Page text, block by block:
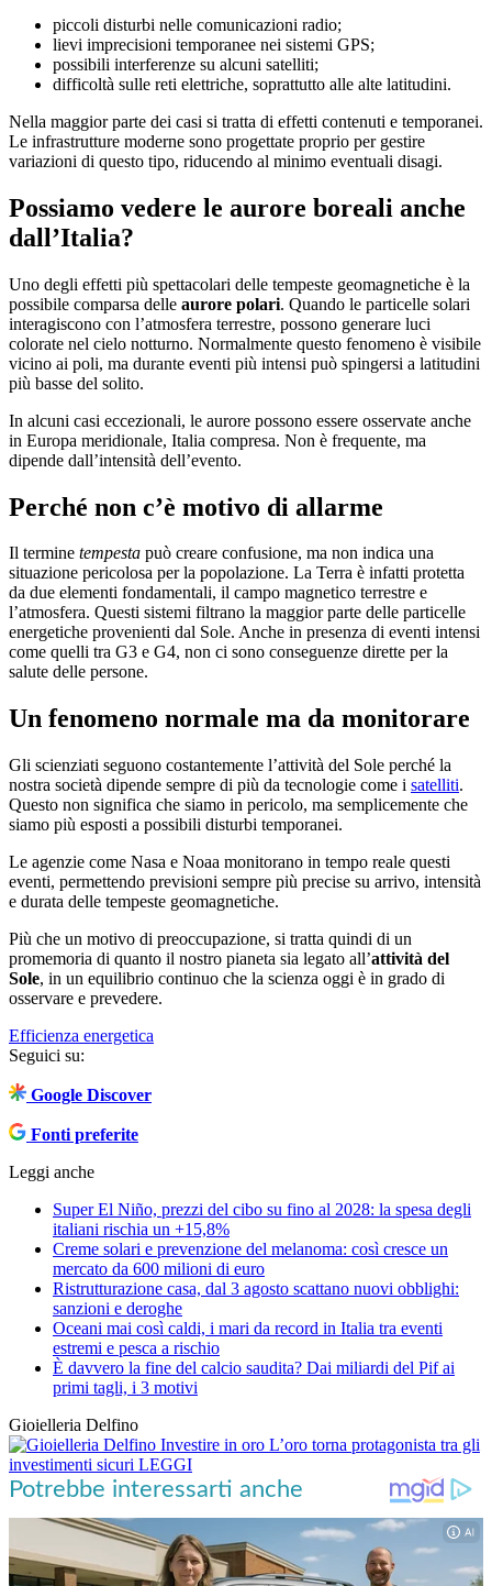
piccoli disturbi nelle comunicazioni radio;
lievi imprecisioni temporanee nei sistemi GPS;
possibili interferenze su alcuni satelliti;
difficoltà sulle reti elettriche, soprattutto alle alte latitudini.
Nella maggior parte dei casi si tratta di effetti contenuti e temporanei.
Le infrastrutture moderne sono progettate proprio per gestire
variazioni di questo tipo, riducendo al minimo eventuali disagi.
Possiamo vedere le aurore boreali anche
dall’Italia?
Uno degli effetti più spettacolari delle tempeste geomagnetiche è la
possibile comparsa delle aurore polari. Quando le particelle solari
interagiscono con l’atmosfera terrestre, possono generare luci
colorate nel cielo notturno. Normalmente questo fenomeno è visibile
vicino ai poli, ma durante eventi più intensi può spingersi a latitudini
più basse del solito.
In alcuni casi eccezionali, le aurore possono essere osservate anche
in Europa meridionale, Italia compresa. Non è frequente, ma
dipende dall’intensità dell’evento.
Perché non c’è motivo di allarme
Il termine tempesta può creare confusione, ma non indica una
situazione pericolosa per la popolazione. La Terra è infatti protetta
da due elementi fondamentali, il campo magnetico terrestre e
l’atmosfera. Questi sistemi filtrano la maggior parte delle particelle
energetiche provenienti dal Sole. Anche in presenza di eventi intensi
come quelli tra G3 e G4, non ci sono conseguenze dirette per la
salute delle persone.
Un fenomeno normale ma da monitorare
Gli scienziati seguono costantemente l’attività del Sole perché la
nostra società dipende sempre di più da tecnologie come i satelliti.
Questo non significa che siamo in pericolo, ma semplicemente che
siamo più esposti a possibili disturbi temporanei.
Le agenzie come Nasa e Noaa monitorano in tempo reale questi
eventi, permettendo previsioni sempre più precise su arrivo, intensità
e durata delle tempeste geomagnetiche.
Più che un motivo di preoccupazione, si tratta quindi di un
promemoria di quanto il nostro pianeta sia legato all’attività del
Sole, in un equilibrio continuo che la scienza oggi è in grado di
osservare e prevedere.
Efficienza energetica
Seguici su:
Google Discover
Fonti preferite
Leggi anche
Super El Niño, prezzi del cibo su fino al 2028: la spesa degli
italiani rischia un +15,8%
Creme solari e prevenzione del melanoma: così cresce un
mercato da 600 milioni di euro
Ristrutturazione casa, dal 3 agosto scattano nuovi obblighi:
sanzioni e deroghe
Oceani mai così caldi, i mari da record in Italia tra eventi
estremi e pesca a rischio
È davvero la fine del calcio saudita? Dai miliardi del Pif ai
primi tagli, i 3 motivi
Gioielleria Delfino
Investire in oro L’oro torna protagonista tra gli
investimenti sicuri LEGGI